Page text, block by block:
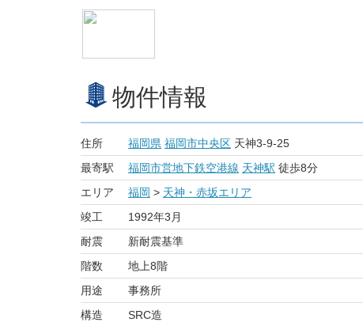
物件情報
住所 福岡県 福岡市中央区 天神3-9-25
最寄駅
福岡市営地下鉄空港線 天神駅 徒歩8分
エリア
福岡 > 天神・赤坂エリア
竣工
1992年3月
耐震
新耐震基準
階数
地上8階
用途
事務所
構造
SRC造